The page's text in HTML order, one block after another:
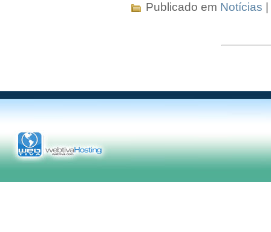
Publicado em Notícias